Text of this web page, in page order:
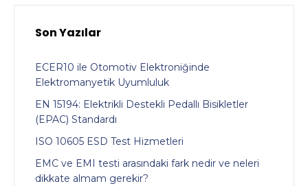
Son Yazılar
ECER10 ile Otomotiv Elektroniğinde
Elektromanyetik Uyumluluk
EN 15194: Elektrikli Destekli Pedallı Bisikletler
(EPAC) Standardı
ISO 10605 ESD Test Hizmetleri
EMC ve EMI testi arasındaki fark nedir ve neleri
dikkate almam gerekir?